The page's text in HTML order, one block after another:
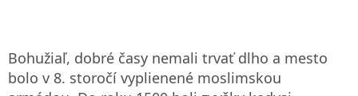
Bohužiaľ, dobré časy nemali trvať dlho a mesto
bolo v 8. storočí vyplienené moslimskou